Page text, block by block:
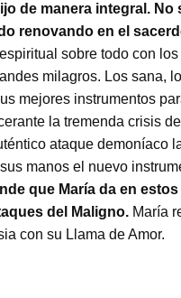
de manera integral.
renovando en el
sobre todo con
milagros. Los sana,
mejores instrumentos
la tremenda crisis
ataque demoníaco
manos el nuevo
que María da en
del Maligno. María
con su Llama de Amor.